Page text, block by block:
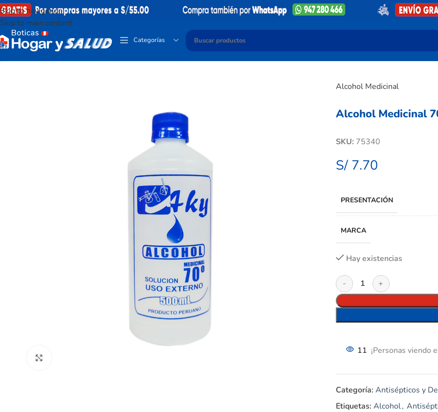
Skip to navigation
Skip to main content
Categorías
Alcohol Medicinal
Alcohol Medicinal
SKU: 75340
S/7.70
PRESENTACIÓN
MARCA
Hay existencias
11 ¡Personas viendo
Categoría: Antisépticos y
Etiquetas: Alcohol,